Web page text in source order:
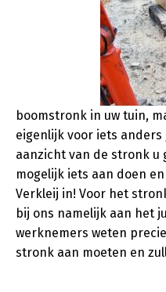
boomstronk in uw tuin,
eigenlijk voor iets
aanzicht van de stronk u
mogelijk iets aan doen
Verkleij in! Voor het
bij ons namelijk aan het
werknemers weten
stronk aan moeten en